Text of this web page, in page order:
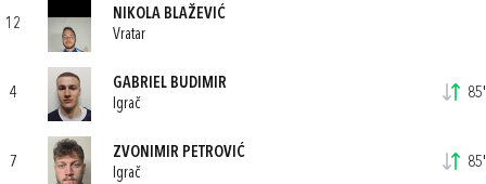
12
NIKOLA BLAŽEVIĆ
Vratar
4
GABRIEL BUDIMIR
Igrač
85'
7
ZVONIMIR PETROVIĆ
Igrač
85'